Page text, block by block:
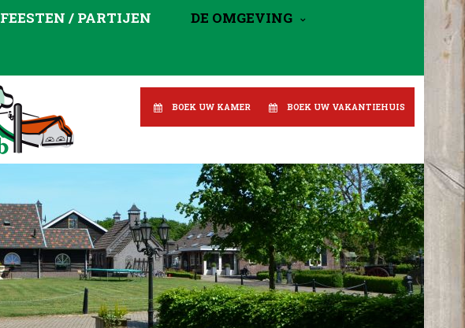
FEESTEN / PARTIJEN DE OMGEVING
BOEK UW KAMER BOEK UW VAKANTIEHUIS